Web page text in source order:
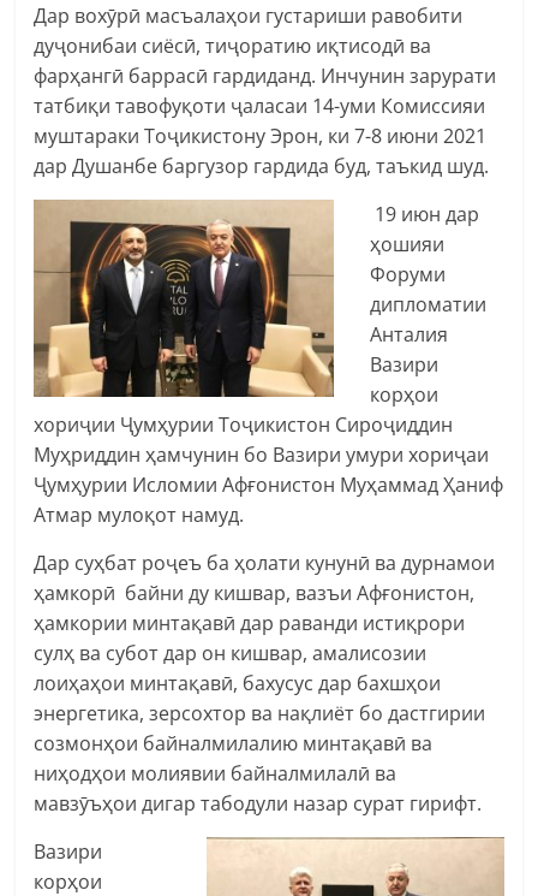
Дар вохӯрӣ масъалаҳои густариши равобити
дуҷонибаи сиёсӣ, тиҷоратию иқтисодӣ ва
фарҳангӣ баррасӣ гардиданд. Инчунин зарурати
татбиқи тавофуқоти ҷаласаи 14-уми Комиссияи
муштараки Тоҷикистону Эрон, ки 7-8 июни 2021
дар Душанбе баргузор гардида буд, таъкид шуд.
19 июн дар
ҳошияи
Форуми
дипломатии
Анталия
Вазири
корҳои
хориҷии Ҷумҳурии Тоҷикистон Сироҷиддин
Муҳриддин ҳамчунин бо Вазири умури хориҷаи
Ҷумҳурии Исломии Афғонистон Муҳаммад Ҳаниф
Атмар мулоқот намуд.
Дар суҳбат роҷеъ ба ҳолати кунунӣ ва дурнамои
ҳамкорӣ байни ду кишвар, вазъи Афғонистон,
ҳамкории минтақавӣ дар раванди истиқрори
сулҳ ва субот дар он кишвар, амалисозии
лоиҳаҳои минтақавӣ, бахусус дар бахшҳои
энергетика, зерсохтор ва нақлиёт бо дастгирии
созмонҳои байналмилалию минтақавӣ ва
ниҳодҳои молиявии байналмилалӣ ва
мавзӯъҳои дигар табодули назар сурат гирифт.
Вазири
корҳои